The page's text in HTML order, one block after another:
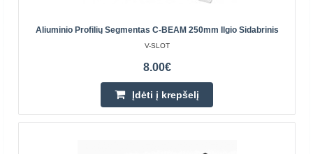
Aliuminio Profilių Segmentas C-BEAM 250mm Ilgio Sidabrinis
V-SLOT
8.00€
Įdėti į krepšelį